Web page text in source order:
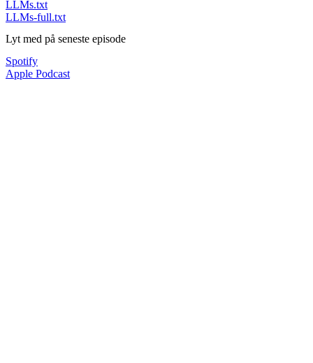
LLMs.txt
LLMs-full.txt
Lyt med på seneste episode
Spotify
Apple Podcast